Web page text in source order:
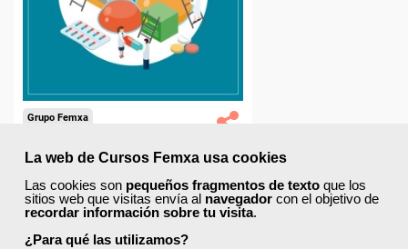
La web de Cursos Femxa usa cookies
Las cookies son pequeños fragmentos de texto que los
sitios web que visitas envía al navegador con el objetivo de
recordar información sobre tu visita.
¿Para qué las utilizamos?